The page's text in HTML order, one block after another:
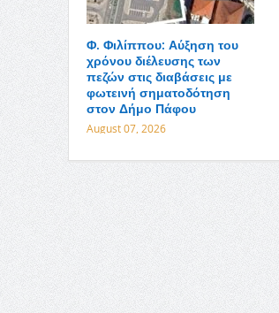
Φ. Φιλίππου: Αύξηση του
χρόνου διέλευσης των
πεζών στις διαβάσεις με
φωτεινή σηματοδότηση
στον Δήμο Πάφου
August 07, 2026